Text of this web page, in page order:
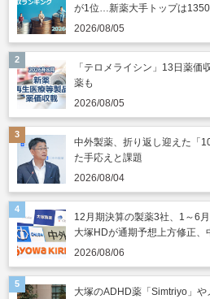
が1位…新薬大手トップは
2026/08/05
「テロメライシン」13日薬
薬も
2026/08/05
中外製薬、折り返し迎えた「
た手応えと課題
2026/08/04
12月期決算の製薬3社、1～6
大塚HDが通期予想上方修正、
2026/08/06
大塚のADHD薬「Simtriyo」